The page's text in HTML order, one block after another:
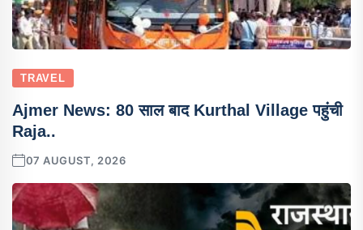
TRAVEL
Ajmer News: 80 साल बाद Kurthal Village पहुंची
Raja..
07 AUGUST, 2026